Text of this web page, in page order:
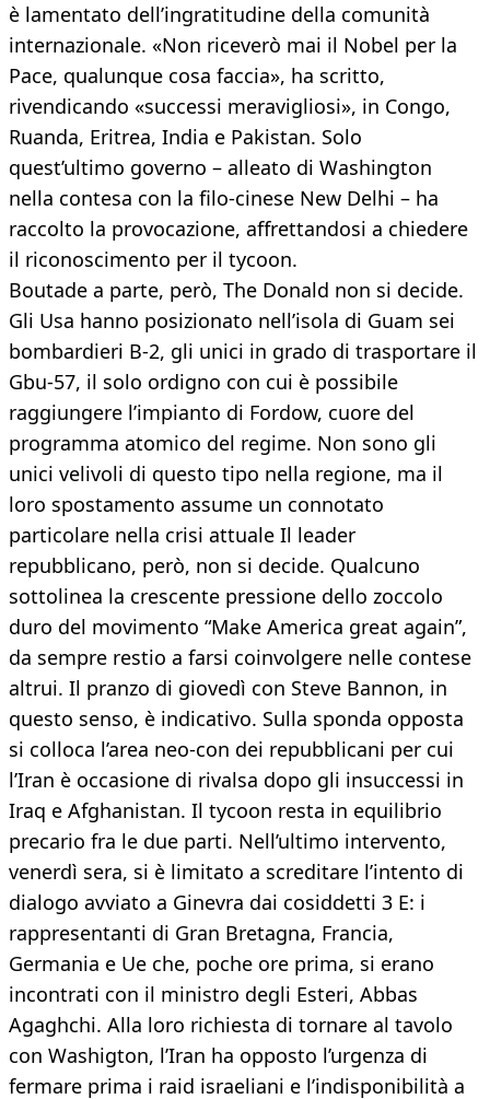
è lamentato dell’ingratitudine della comunità
internazionale. «Non riceverò mai il Nobel per la
Pace, qualunque cosa faccia», ha scritto,
rivendicando «successi meravigliosi», in Congo,
Ruanda, Eritrea, India e Pakistan. Solo
quest’ultimo governo – alleato di Washington
nella contesa con la filo-cinese New Delhi – ha
raccolto la provocazione, affrettandosi a chiedere
il riconoscimento per il tycoon.
Boutade a parte, però, The Donald non si decide.
Gli Usa hanno posizionato nell’isola di Guam sei
bombardieri B-2, gli unici in grado di trasportare il
Gbu-57, il solo ordigno con cui è possibile
raggiungere l’impianto di Fordow, cuore del
programma atomico del regime. Non sono gli
unici velivoli di questo tipo nella regione, ma il
loro spostamento assume un connotato
particolare nella crisi attuale Il leader
repubblicano, però, non si decide. Qualcuno
sottolinea la crescente pressione dello zoccolo
duro del movimento “Make America great again”,
da sempre restio a farsi coinvolgere nelle contese
altrui. Il pranzo di giovedì con Steve Bannon, in
questo senso, è indicativo. Sulla sponda opposta
si colloca l’area neo-con dei repubblicani per cui
l’Iran è occasione di rivalsa dopo gli insuccessi in
Iraq e Afghanistan. Il tycoon resta in equilibrio
precario fra le due parti. Nell’ultimo intervento,
venerdì sera, si è limitato a screditare l’intento di
dialogo avviato a Ginevra dai cosiddetti 3 E: i
rappresentanti di Gran Bretagna, Francia,
Germania e Ue che, poche ore prima, si erano
incontrati con il ministro degli Esteri, Abbas
Agaghchi. Alla loro richiesta di tornare al tavolo
con Washigton, l’Iran ha opposto l’urgenza di
fermare prima i raid israeliani e l’indisponibilità a